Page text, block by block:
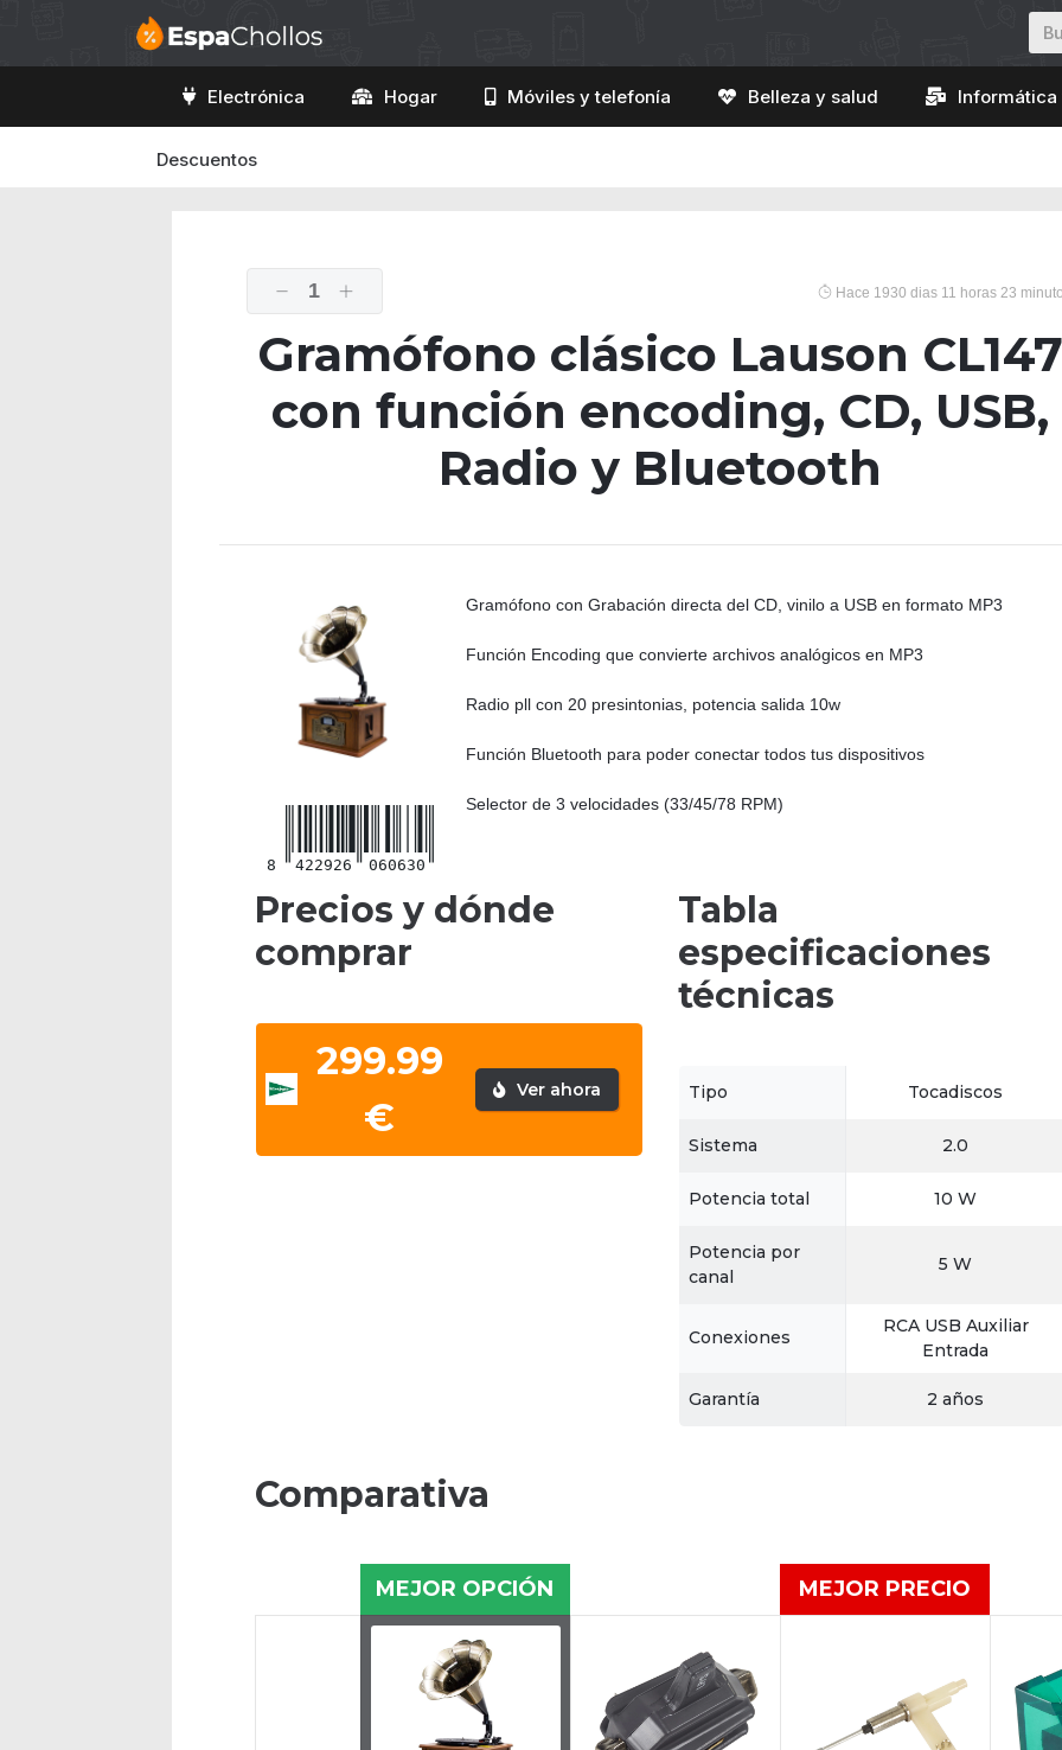
Electrónica Hogar Móviles y telefonía Belleza y salud
Descuentos
1 Hace 1930 dias 11 horas 23
Gramófono clásico Lauson CL147
con función encoding, CD, USB,
Radio y Bluetooth
8 422926 060630
Gramófono con Grabación directa del CD, vinilo a USB en formato MP3
Función Encoding que convierte archivos analógicos en MP3
Radio pll con 20 presintonias, potencia salida 10w
Función Bluetooth para poder conectar todos tus dispositivos
Selector de 3 velocidades (33/45/78 RPM)
Precios y dónde
comprar
299.99
€
Ver ahora
Tabla
especificaciones
técnicas
Tipo Tocadiscos
Sistema 2.0
Potencia total 10 W
Potencia por
canal
5 W
Conexiones
RCA USB Auxiliar
Entrada
Garantía 2 años
Comparativa
MEJOR OPCIÓN MEJOR PRECIO